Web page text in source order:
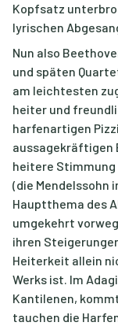
Kopfsatz
lyrischen
Nun also
und späten
am leichtesten
heiter und
harfenartigen
aussagekräftigen
heitere Stimmung
(die Mendelssohn
Hauptthema des
umgekehrt
ihren
Heiterkeit allein
Werks ist. Im
Kantilenen,
tauchen die